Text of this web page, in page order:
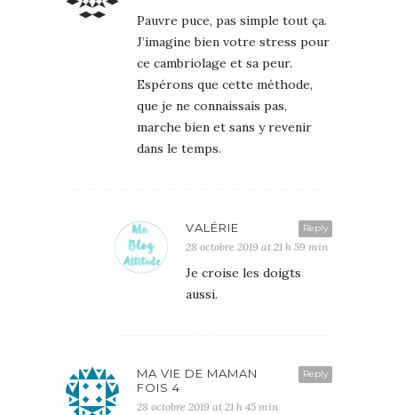
Pauvre puce, pas simple tout ça.
J’imagine bien votre stress pour
ce cambriolage et sa peur.
Espérons que cette méthode,
que je ne connaissais pas,
marche bien et sans y revenir
dans le temps.
Reply
VALÉRIE
28 octobre 2019 at 21 h 59 min
Je croise les doigts
aussi.
Reply
MA VIE DE MAMAN
FOIS 4
28 octobre 2019 at 21 h 45 min